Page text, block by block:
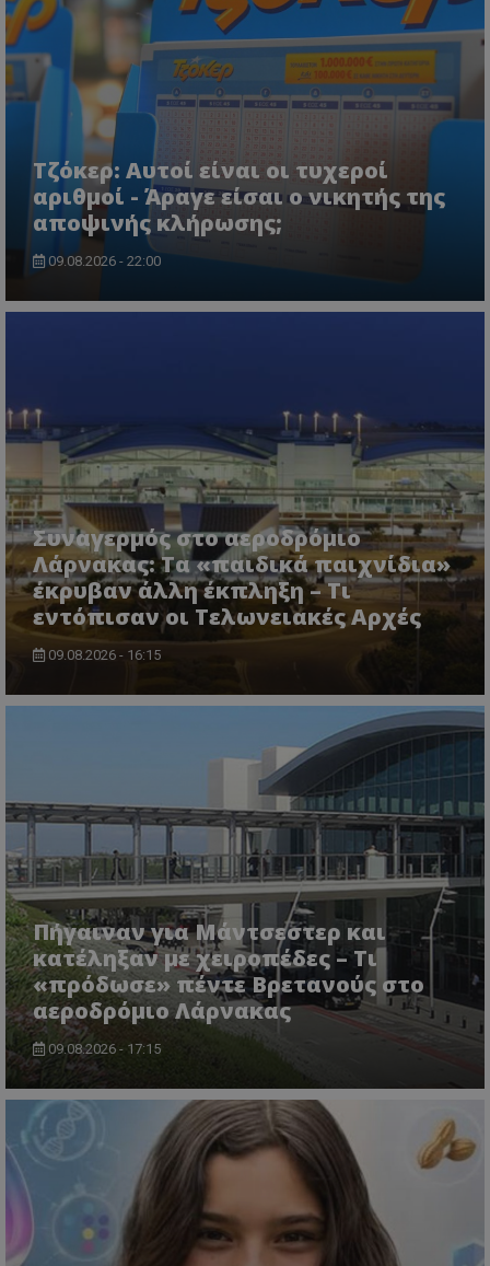
Τζόκερ: Αυτοί είναι οι τυχεροί
αριθμοί - Άραγε είσαι ο νικητής της
αποψινής κλήρωσης;
09.08.2026 - 22:00
Συναγερμός στο αεροδρόμιο
Λάρνακας: Τα «παιδικά παιχνίδια»
έκρυβαν άλλη έκπληξη – Τι
εντόπισαν οι Τελωνειακές Αρχές
09.08.2026 - 16:15
Πήγαιναν για Μάντσεστερ και
κατέληξαν με χειροπέδες – Τι
«πρόδωσε» πέντε Βρετανούς στο
αεροδρόμιο Λάρνακας
09.08.2026 - 17:15